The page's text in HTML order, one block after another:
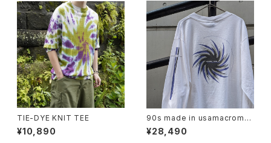
TIE-DYE KNIT TEE
¥10,890
90s made in usamacrome
dia l/s tee
¥28,490